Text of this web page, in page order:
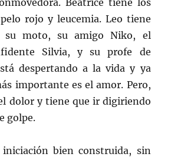
Beatrice tiene los
rojo y leucemia. Leo tiene
su moto, su amigo Niko, el
Silvia, y su profe de
despertando a la vida y ya
importante es el amor. Pero,
dolor y tiene que ir digiriendo
golpe.
bien construida, sin